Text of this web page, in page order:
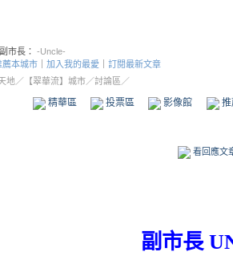
副市長： -Uncle-
薦本城市 加入我的最愛
訂閱最新文章
地／ 【翠華流】城市／討論區／
精華區 投票區 影像館
看回應文
副市長